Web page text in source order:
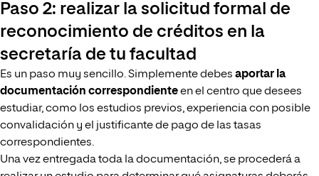
Paso 2: realizar la solicitud formal de
reconocimiento de créditos en la
secretaría de tu facultad
Es un paso muy sencillo. Simplemente debes aportar la
documentación correspondienteen el centro que desees
estudiar, como los estudios previos, experiencia con posible
convalidación y el justificante de pago de las tasas
correspondientes.
Una vez entregada toda la documentación, se procederá a